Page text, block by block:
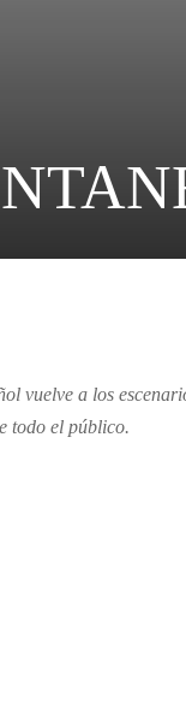
vuelve a los
todo el público.